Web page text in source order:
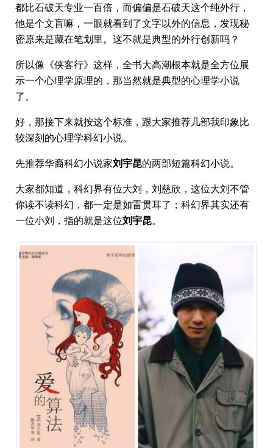
都比石破天专业一百倍，而偏偏是石破天这个纯外行，
他是个文盲嘛，一眼就看到了文字以外的信息，发现秘
密原来是藏在笔划里。这不就是典型的外行创新吗？
所以像《侠客行》这样，全书大高潮根本就是全方位展
示一个心理学原理的，那当然就是典型的心理学小说
了。
好，那接下来就按这个标准，跟大家推荐几部我印象比
较深刻的心理学科幻小说。
先推荐华裔科幻小说家刘宇昆的两部短篇科幻小说。
大家都知道，科幻界有位大刘，刘慈欣，这位大刘不管
你读不读科幻，都一定是如雷贯耳了；科幻界其实还有
一位小刘，指的就是这位刘宇昆。